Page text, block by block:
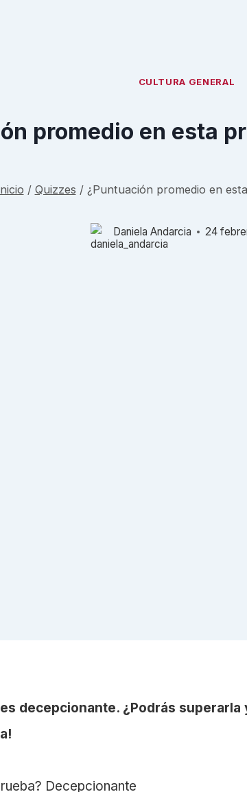
CULTURA GENERAL
promedio en esta
/ Quizzes / ¿Puntuación promedio en
Daniela Andarcia 24
decepcionante. ¿Podrás superarla